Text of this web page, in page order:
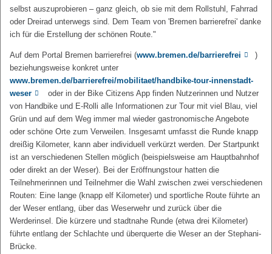
selbst auszuprobieren – ganz gleich, ob sie mit dem Rollstuhl, Fahrrad
oder Dreirad unterwegs sind. Dem Team von 'Bremen barrierefrei' danke
ich für die Erstellung der schönen Route."
Auf dem Portal Bremen barrierefrei (www.bremen.de/barrierefrei
)
beziehungsweise konkret unter
www.bremen.de/barrierefrei/mobilitaet/handbike-tour-innenstadt-
weser
oder in der Bike Citizens App finden Nutzerinnen und Nutzer
von Handbike und E-Rolli alle Informationen zur Tour mit viel Blau, viel
Grün und auf dem Weg immer mal wieder gastronomische Angebote
oder schöne Orte zum Verweilen. Insgesamt umfasst die Runde knapp
dreißig Kilometer, kann aber individuell verkürzt werden. Der Startpunkt
ist an verschiedenen Stellen möglich (beispielsweise am Hauptbahnhof
oder direkt an der Weser). Bei der Eröffnungstour hatten die
Teilnehmerinnen und Teilnehmer die Wahl zwischen zwei verschiedenen
Routen: Eine lange (knapp elf Kilometer) und sportliche Route führte an
der Weser entlang, über das Weserwehr und zurück über die
Werderinsel. Die kürzere und stadtnahe Runde (etwa drei Kilometer)
führte entlang der Schlachte und überquerte die Weser an der Stephani-
Brücke.